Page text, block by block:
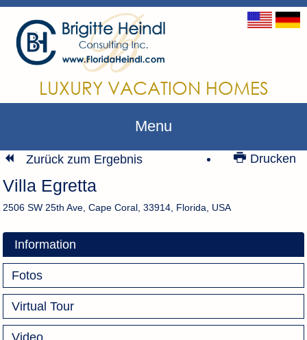
LUXURY VACATION HOMES
Menu
Drucken
Zurück zum Ergebnis
Villa Egretta
2506 SW 25th Ave, Cape Coral, 33914, Florida, USA
Information
Fotos
Virtual Tour
Video